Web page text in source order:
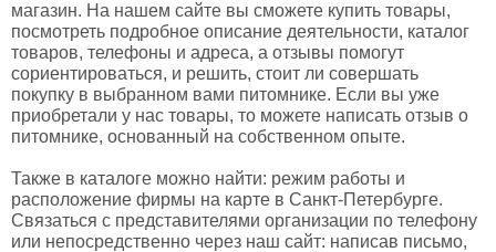
магазин. На нашем сайте вы сможете купить товары,
посмотреть подробное описание деятельности, каталог
товаров, телефоны и адреса, а отзывы помогут
сориентироваться, и решить, стоит ли совершать
покупку в выбранном вами питомнике. Если вы уже
приобретали у нас товары, то можете написать отзыв о
питомнике, основанный на собственном опыте.
Также в каталоге можно найти: режим работы и
расположение фирмы на карте в Санкт-Петербурге.
Связаться с представителями организации по телефону
или непосредственно через наш сайт: написав письмо,